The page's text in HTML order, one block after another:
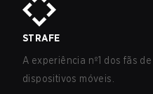
STRAFE
A experiência nº1 dos fãs
dispositivos móveis.